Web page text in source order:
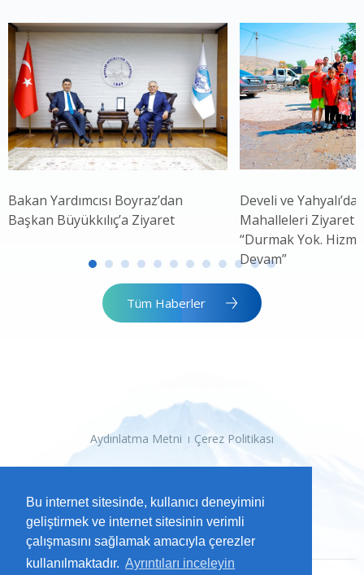
Bu internet sitesinde, kullanıcı deneyimini
geliştirmek ve internet sitesinin verimli
çalışmasını sağlamak amacıyla çerezler
kullanılmaktadır. Ayrıntıları inceleyin
Bakan Yardımcısı Boyraz’dan
Başkan Büyükkılıç’a Ziyaret
Develi ve Yahyalı’da
Mahalleleri Ziyaret
“Durmak Yok.
Devam”
Tüm Haberler
Aydınlatma Metni Çerez Politikası